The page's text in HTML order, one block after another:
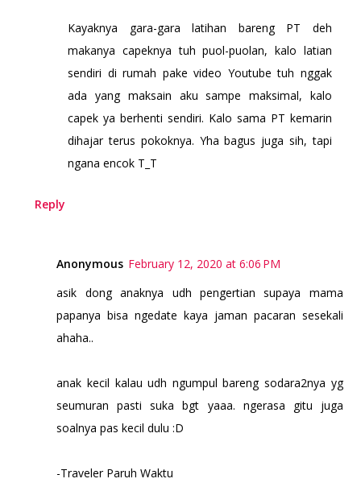
Kayaknya gara-gara latihan bareng PT deh
makanya capeknya tuh puol-puolan, kalo latian
sendiri di rumah pake video Youtube tuh nggak
ada yang maksain aku sampe maksimal, kalo
capek ya berhenti sendiri. Kalo sama PT kemarin
dihajar terus pokoknya. Yha bagus juga sih, tapi
ngana encok T_T
Reply
Anonymous February 12, 2020 at 6:06 PM
asik dong anaknya udh pengertian supaya mama
papanya bisa ngedate kaya jaman pacaran sesekali
ahaha..
anak kecil kalau udh ngumpul bareng sodara2nya yg
seumuran pasti suka bgt yaaa. ngerasa gitu juga
soalnya pas kecil dulu :D
-Traveler Paruh Waktu